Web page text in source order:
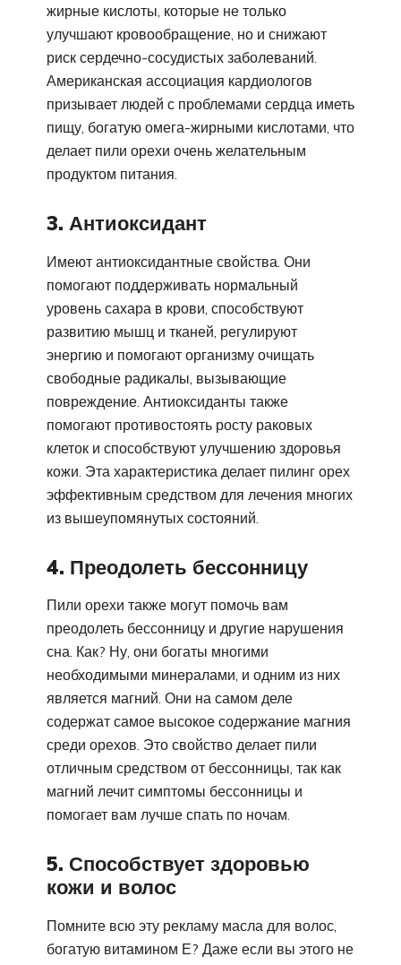
жирные кислоты, которые не только
улучшают кровообращение, но и снижают
риск сердечно-сосудистых заболеваний.
Американская ассоциация кардиологов
призывает людей с проблемами сердца иметь
пищу, богатую омега-жирными кислотами, что
делает пили орехи очень желательным
продуктом питания.
3. Антиоксидант
Имеют антиоксидантные свойства. Они
помогают поддерживать нормальный
уровень сахара в крови, способствуют
развитию мышц и тканей, регулируют
энергию и помогают организму очищать
свободные радикалы, вызывающие
повреждение. Антиоксиданты также
помогают противостоять росту раковых
клеток и способствуют улучшению здоровья
кожи. Эта характеристика делает пилинг орех
эффективным средством для лечения многих
из вышеупомянутых состояний.
4. Преодолеть бессонницу
Пили орехи также могут помочь вам
преодолеть бессонницу и другие нарушения
сна. Как? Ну, они богаты многими
необходимыми минералами, и одним из них
является магний. Они на самом деле
содержат самое высокое содержание магния
среди орехов. Это свойство делает пили
отличным средством от бессонницы, так как
магний лечит симптомы бессонницы и
помогает вам лучше спать по ночам.
5. Способствует здоровью
кожи и волос
Помните всю эту рекламу масла для волос,
богатую витамином Е? Даже если вы этого не